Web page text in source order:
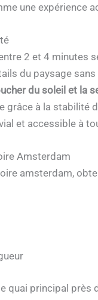
une expérience
2 et 4 minutes
du paysage
du soleil et la
grâce à la
et accessible à
Amsterdam
amsterdam,
quai principal